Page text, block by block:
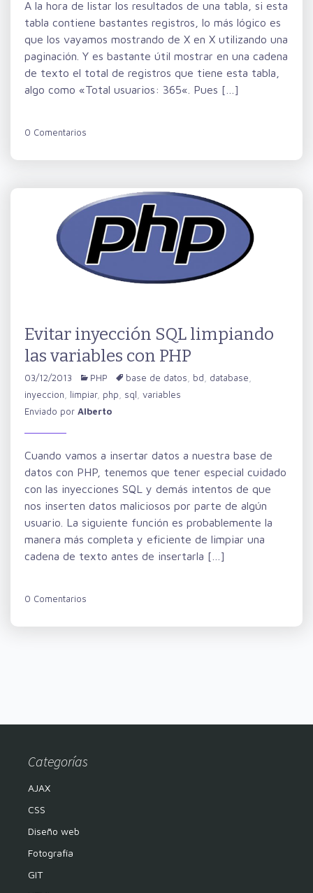
A la hora de listar los resultados de una tabla, si esta
tabla contiene bastantes registros, lo más lógico es
que los vayamos mostrando de X en X utilizando una
paginación. Y es bastante útil mostrar en una cadena
de texto el total de registros que tiene esta tabla,
algo como «Total usuarios: 365«. Pues […]
0 Comentarios
Evitar inyección SQL limpiando
las variables con PHP
03/12/2013 PHP base de datos, bd, database,
inyeccion, limpiar, php, sql, variables
Enviado por Alberto
Cuando vamos a insertar datos a nuestra base de
datos con PHP, tenemos que tener especial cuidado
con las inyecciones SQL y demás intentos de que
nos inserten datos maliciosos por parte de algún
usuario. La siguiente función es probablemente la
manera más completa y eficiente de limpiar una
cadena de texto antes de insertarla […]
0 Comentarios
Categorías
AJAX
CSS
Diseño web
Fotografía
GIT